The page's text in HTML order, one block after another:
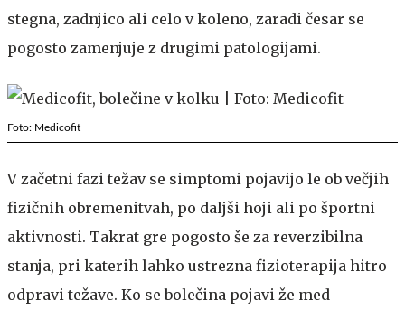
stegna, zadnjico ali celo v koleno, zaradi česar se
pogosto zamenjuje z drugimi patologijami.
Foto: Medicofit
V začetni fazi težav se simptomi pojavijo le ob večjih
fizičnih obremenitvah, po daljši hoji ali po športni
aktivnosti. Takrat gre pogosto še za reverzibilna
stanja, pri katerih lahko ustrezna fizioterapija hitro
odpravi težave. Ko se bolečina pojavi že med